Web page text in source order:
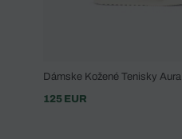
Dámske Kožené Tenisky Aura
125 EUR